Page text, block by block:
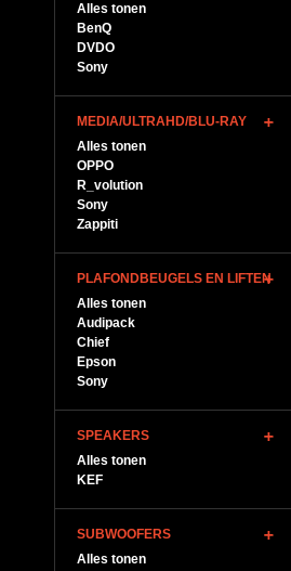
Alles tonen
BenQ
DVDO
Sony
MEDIA/ULTRAHD/BLU-RAY
Alles tonen
OPPO
R_volution
Sony
Zappiti
PLAFONDBEUGELS EN LIFTEN
Alles tonen
Audipack
Chief
Epson
Sony
SPEAKERS
Alles tonen
KEF
SUBWOOFERS
Alles tonen